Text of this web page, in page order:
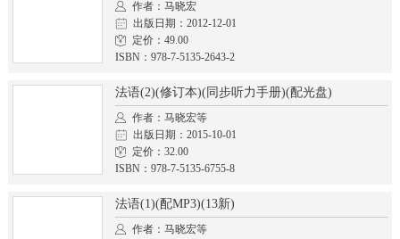
作者：马晓宏
出版日期：2012-12-01
定价：49.00
ISBN：978-7-5135-2643-2
法语(2)(修订本)(同步听力手册)(配光盘)
作者：马晓宏等
出版日期：2015-10-01
定价：32.00
ISBN：978-7-5135-6755-8
法语(1)(配MP3)(13新)
作者：马晓宏等